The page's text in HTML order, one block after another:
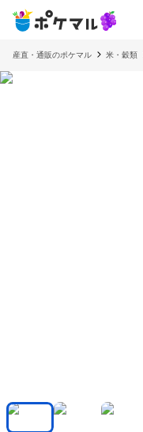
産直・通販のポケマル 米・穀類